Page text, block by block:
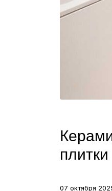
плитки
07 октября